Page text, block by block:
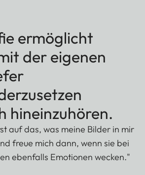
ermöglicht
der eigenen
hineinzuhören.
auf das, was meine Bilder in mir
freue mich dann, wenn sie bei
ebenfalls Emotionen wecken."